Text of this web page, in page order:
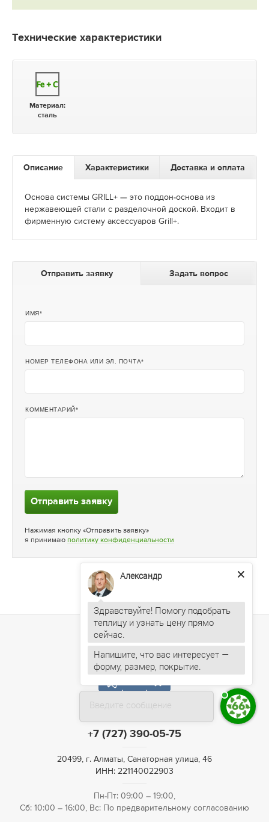
Технические характеристики
Материал:
сталь
Описание Характеристики Доставка и оплата
Основа системы GRILL+ — это поддон-основа из
нержавеющей стали с разделочной доской. Входит в
фирменную систему аксессуаров Grill+.
Отправить заявку Задать вопрос
ИМЯ
НОМЕР ТЕЛЕФОНА ИЛИ ЭЛ. ПОЧТА
КОММЕНТАРИЙ
Отправить заявку
Нажимая кнопку «Отправить заявку»
я принимаю политику конфиденциальности
+7 (727) 390-05-75
20499, г. Алматы, Санаторная улица, 46
ИНН: 221140022903
Пн-Пт: 09:00 – 19:00,
Сб: 10:00 – 16:00, Вс: По предварительному согласованию
Введите сообщение
Александр
Здравствуйте! Помогу подобрать
теплицу и узнать цену прямо
Напишите, что вас интересует —
форму, размер, покрытие.